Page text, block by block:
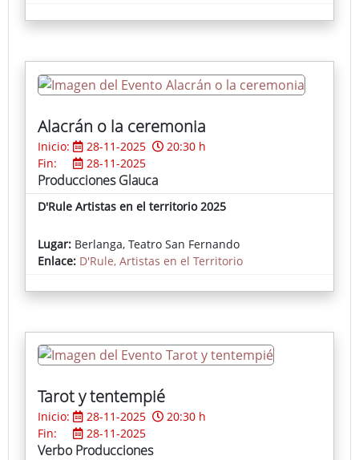
el espacio, la creación y la identidad, un diálogo
imaginar nuevas formas de habitar el mundo.
Alacrán o la ceremonia
Inicio: 28-11-2025
20:30 h
Fin:
28-11-2025
Producciones Glauca
D'Rule Artistas en el territorio 2025
Lugar: Berlanga, Teatro San Fernando
Enlace: D'Rule, Artistas en el Territorio
Tarot y tentempié
Inicio: 28-11-2025
20:30 h
Fin:
28-11-2025
Verbo Producciones